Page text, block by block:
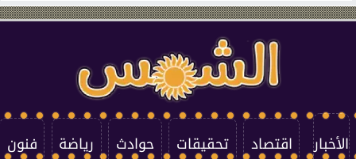
الأخبار اقتصاد تحقيقات حوادث رياضة فنون